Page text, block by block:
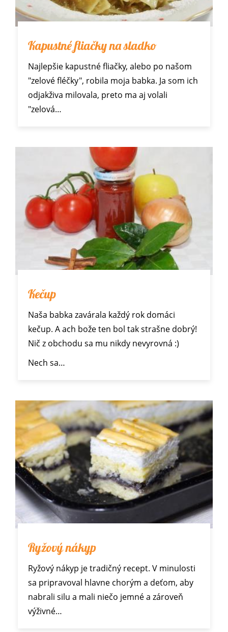
Kapustné fliačky na sladko
Najlepšie kapustné fliačky, alebo po našom
"zelové fléčky", robila moja babka. Ja som ich
odjakživa milovala, preto ma aj volali
"zelová…
Kečup
Naša babka zavárala každý rok domáci
kečup. A ach bože ten bol tak strašne dobrý!
Nič z obchodu sa mu nikdy nevyrovná :)
Nech sa…
Ryžový nákyp
Ryžový nákyp je tradičný recept. V minulosti
sa pripravoval hlavne chorým a deťom, aby
nabrali silu a mali niečo jemné a zároveň
výživné…